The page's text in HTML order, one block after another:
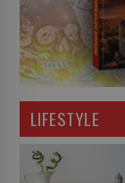
LIFESTYLE